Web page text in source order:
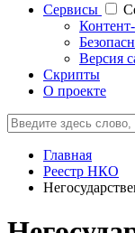
Cервисы
Версия
Скрипты
О проекте
Главная
Реестр НКО